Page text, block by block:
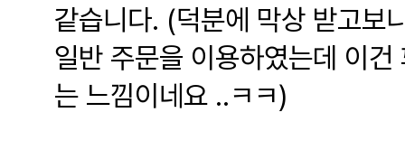
같습니다. (덕분에 막상 받고보
일반 주문을 이용하였는데 이
는 느낌이네요 ..ㅋㅋ)